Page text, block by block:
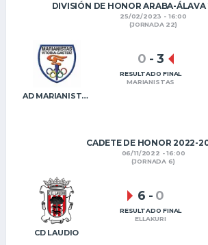
DIVISIÓN DE HONOR ARABA-
25/02/2023 - 16:00
(JORNADA 22)
AD MARIANISTAS KE
0 - 3
RESULTADO FINAL
MARIANISTAS
CADETE DE HONOR 2022-
06/11/2022 - 16:00
(JORNADA 6)
CD LAUDIO
6 - 0
RESULTADO FINAL
ELLAKURI